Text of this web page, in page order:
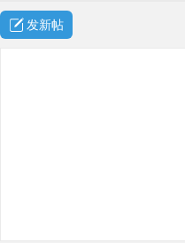
发新帖